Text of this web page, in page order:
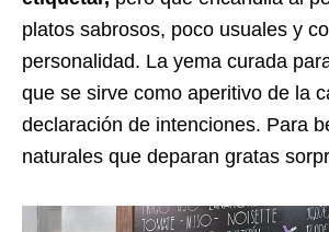
platos sabrosos, poco usuales y
personalidad. La yema curada
que se sirve como aperitivo de la
declaración de intenciones. Para
naturales que deparan gratas